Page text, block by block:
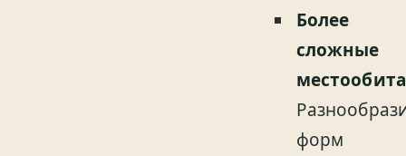
Более
сложные
форм